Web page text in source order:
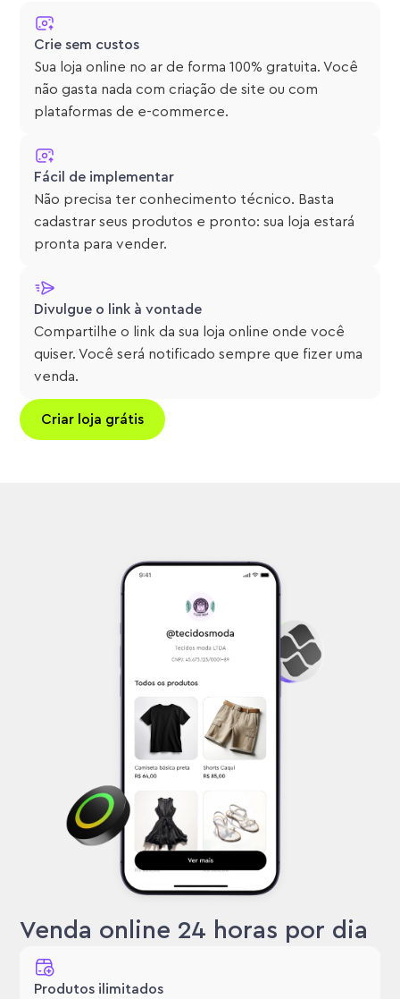
Crie sem custos
Sua loja online no ar de forma 100% gratuita. Você
não gasta nada com criação de site ou com
plataformas de e-commerce.
Fácil de implementar
Não precisa ter conhecimento técnico. Basta
cadastrar seus produtos e pronto: sua loja estará
pronta para vender.
Divulgue o link à vontade
Compartilhe o link da sua loja online onde você
quiser. Você será notificado sempre que fizer uma
venda.
Criar loja grátis
Venda online 24 horas por dia
Produtos ilimitados